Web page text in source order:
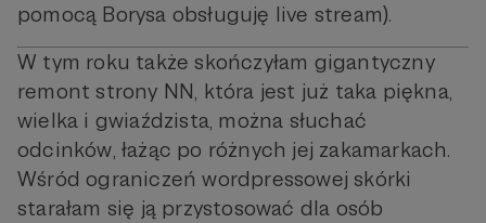
pomocą Borysa obsługuję live stream).
W tym roku także skończyłam gigantyczny
remont strony NN, która jest już taka piękna,
wielka i gwiaździsta, można słuchać
odcinków, łażąc po różnych jej zakamarkach.
Wśród ograniczeń wordpressowej skórki
starałam się ją przystosować dla osób